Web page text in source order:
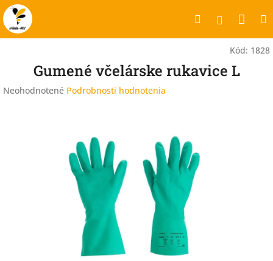
Prejsť
na
obsah
Hľadať
Kód: 1828
Gumené včelárske rukavice L
Priemerné
Neohodnotené Podrobnosti hodnotenia